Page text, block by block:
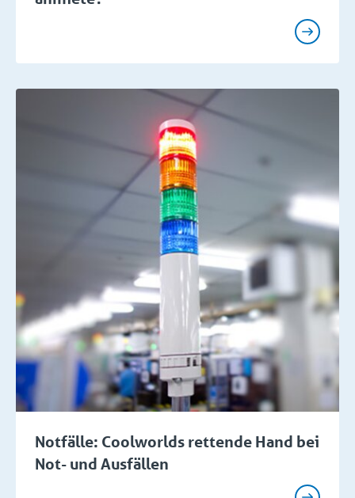
Notfälle: Coolworlds rettende Hand bei
Not- und Ausfällen